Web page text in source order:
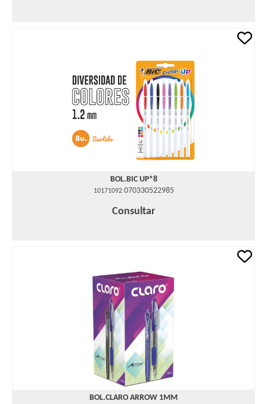
BOL.BIC UP*8
10171092 070330522985
Consultar
BOL.CLARO ARROW 1MM